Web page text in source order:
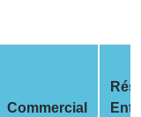
Commercial